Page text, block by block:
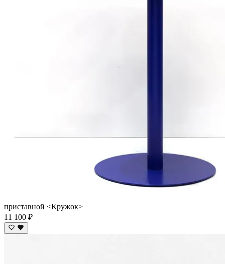
приставной <Кружок>
11 100 ₽